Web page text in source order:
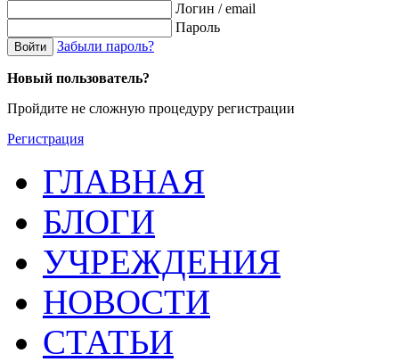
Логин / email
Пароль
Войти Забыли пароль?
Новый пользователь?
Пройдите не сложную процедуру регистрации
Регистрация
ГЛАВНАЯ
БЛОГИ
УЧРЕЖДЕНИЯ
НОВОСТИ
СТАТЬИ